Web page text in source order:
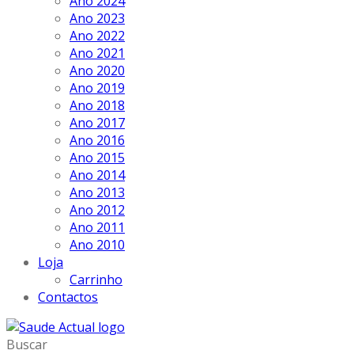
Ano 2023
Ano 2022
Ano 2021
Ano 2020
Ano 2019
Ano 2018
Ano 2017
Ano 2016
Ano 2015
Ano 2014
Ano 2013
Ano 2012
Ano 2011
Ano 2010
Loja
Carrinho
Contactos
Buscar